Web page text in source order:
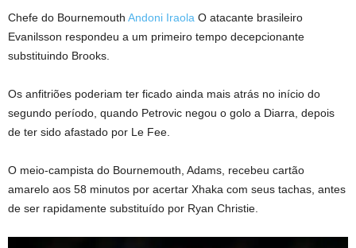
Chefe do Bournemouth Andoni Iraola O atacante brasileiro
Evanilsson respondeu a um primeiro tempo decepcionante
substituindo Brooks.
Os anfitriões poderiam ter ficado ainda mais atrás no início do
segundo período, quando Petrovic negou o golo a Diarra, depois
de ter sido afastado por Le Fee.
O meio-campista do Bournemouth, Adams, recebeu cartão
amarelo aos 58 minutos por acertar Xhaka com seus tachas, antes
de ser rapidamente substituído por Ryan Christie.